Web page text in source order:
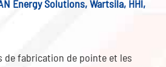
Energy Solutions, Wartsila, HHl,
de fabrication de pointe et les